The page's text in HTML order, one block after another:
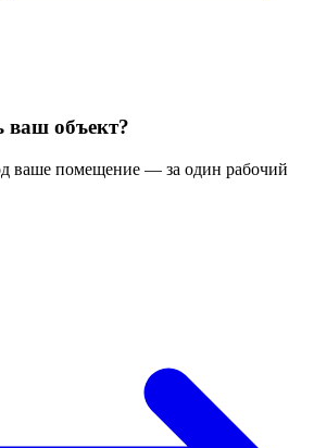
ваш объект?
ваше помещение — за один рабочий